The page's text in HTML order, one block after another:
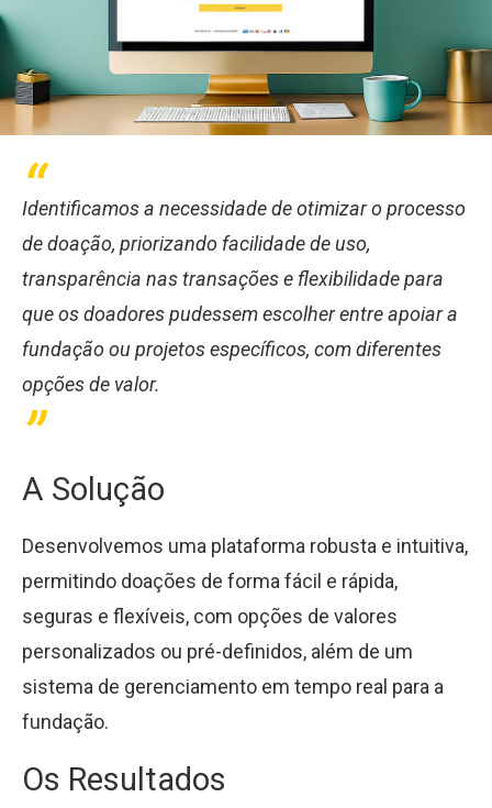
Identificamos a necessidade de otimizar o processo
de doação, priorizando facilidade de uso,
transparência nas transações e flexibilidade para
que os doadores pudessem escolher entre apoiar a
fundação ou projetos específicos, com diferentes
opções de valor.
A Solução
Desenvolvemos uma plataforma robusta e intuitiva,
permitindo doações de forma fácil e rápida,
seguras e flexíveis, com opções de valores
personalizados ou pré-definidos, além de um
sistema de gerenciamento em tempo real para a
fundação.
Os Resultados